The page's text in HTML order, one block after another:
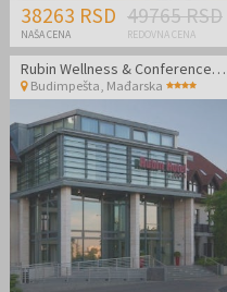
38263 RSD
NAŠA CENA
49765 RSD
REDOVNA CENA
Rubin Wellness & Conference Hotel
Budimpešta, Mađarska